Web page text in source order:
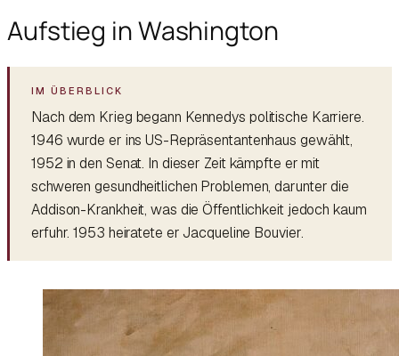
Aufstieg in Washington
Nach dem Krieg begann Kennedys politische Karriere.
1946 wurde er ins US-Repräsentantenhaus gewählt,
1952 in den Senat. In dieser Zeit kämpfte er mit
schweren gesundheitlichen Problemen, darunter die
Addison-Krankheit, was die Öffentlichkeit jedoch kaum
erfuhr. 1953 heiratete er Jacqueline Bouvier.